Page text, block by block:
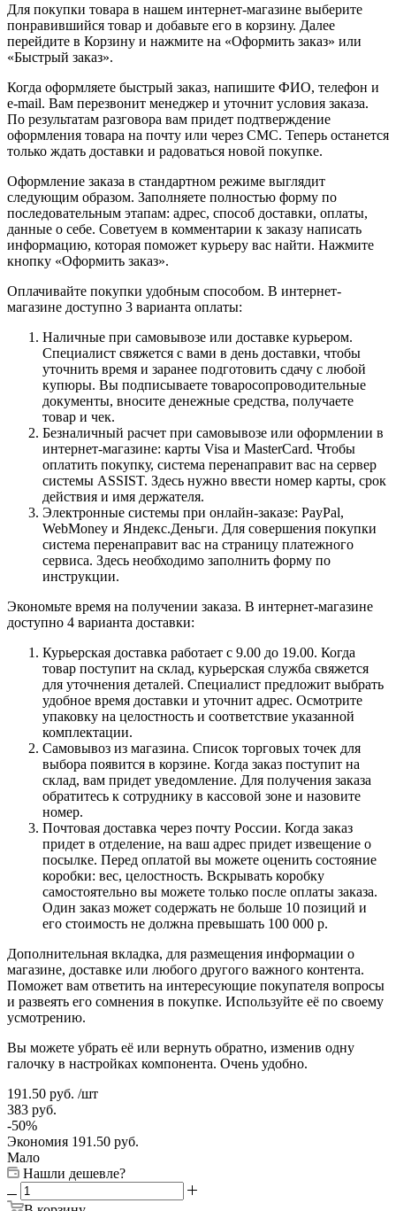
Для покупки товара в нашем интернет-магазине выберите
понравившийся товар и добавьте его в корзину. Далее
перейдите в Корзину и нажмите на «Оформить заказ» или
«Быстрый заказ».
Когда оформляете быстрый заказ, напишите ФИО, телефон и
e-mail. Вам перезвонит менеджер и уточнит условия заказа.
По результатам разговора вам придет подтверждение
оформления товара на почту или через СМС. Теперь останется
только ждать доставки и радоваться новой покупке.
Оформление заказа в стандартном режиме выглядит
следующим образом. Заполняете полностью форму по
последовательным этапам: адрес, способ доставки, оплаты,
данные о себе. Советуем в комментарии к заказу написать
информацию, которая поможет курьеру вас найти. Нажмите
кнопку «Оформить заказ».
Оплачивайте покупки удобным способом. В интернет-
магазине доступно 3 варианта оплаты:
Наличные при самовывозе или доставке курьером.
Специалист свяжется с вами в день доставки, чтобы
уточнить время и заранее подготовить сдачу с любой
купюры. Вы подписываете товаросопроводительные
документы, вносите денежные средства, получаете
товар и чек.
Безналичный расчет при самовывозе или оформлении в
интернет-магазине: карты Visa и MasterCard. Чтобы
оплатить покупку, система перенаправит вас на сервер
системы ASSIST. Здесь нужно ввести номер карты, срок
действия и имя держателя.
Электронные системы при онлайн-заказе: PayPal,
WebMoney и Яндекс.Деньги. Для совершения покупки
система перенаправит вас на страницу платежного
сервиса. Здесь необходимо заполнить форму по
инструкции.
Экономьте время на получении заказа. В интернет-магазине
доступно 4 варианта доставки:
Курьерская доставка работает с 9.00 до 19.00. Когда
товар поступит на склад, курьерская служба свяжется
для уточнения деталей. Специалист предложит выбрать
удобное время доставки и уточнит адрес. Осмотрите
упаковку на целостность и соответствие указанной
комплектации.
Самовывоз из магазина. Список торговых точек для
выбора появится в корзине. Когда заказ поступит на
склад, вам придет уведомление. Для получения заказа
обратитесь к сотруднику в кассовой зоне и назовите
номер.
Почтовая доставка через почту России. Когда заказ
придет в отделение, на ваш адрес придет извещение о
посылке. Перед оплатой вы можете оценить состояние
коробки: вес, целостность. Вскрывать коробку
самостоятельно вы можете только после оплаты заказа.
Один заказ может содержать не больше 10 позиций и
его стоимость не должна превышать 100 000 р.
Дополнительная вкладка, для размещения информации о
магазине, доставке или любого другого важного контента.
Поможет вам ответить на интересующие покупателя вопросы
и развеять его сомнения в покупке. Используйте её по своему
усмотрению.
Вы можете убрать её или вернуть обратно, изменив одну
галочку в настройках компонента. Очень удобно.
191.50 руб. /шт
383 руб.
-50%
Экономия 191.50 руб.
Мало
Нашли дешевле?